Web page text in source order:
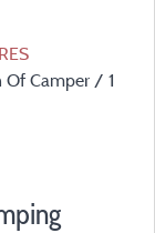
Of Camper / 1